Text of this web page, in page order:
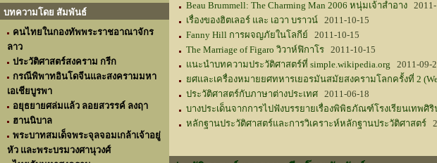
บทความโดย สัมพันธ์
คนไทยในกองทัพพระราชอาณาจักร
ลาว
ประวัติศาสตร์สงคราม กรีก
กรณีพิพาทอินโดจีนและสงครามมหา
เอเชียบูรพา
อยุธยายศล่มแล้ว ลอยสวรรค์ ลงฤา
ฮานนิบาล
พระบาทสมเด็จพระจุลจอมเกล้าเจ้าอยู่
หัว และพระบรมวงศานุวงศ์
Beau Brummell: The Charming Man 2006 หนุ่มเจ้าสำอาง
เรื่องของฮิตเลอร์ และ เอวา บราวน์ 2011-10-15
Fanny Hill การผจญภัยในโลกีย์ 2011-10-15
The Marriage of Figaro วิวาห์ฟิกาโร 2011-10-15
แนะนำบทความประวัติศาสตร์ที่ simple.wikipedia.org 2011-09-
ยศและเครื่องหมายยศทหารเยอรมันสมัยสงครามโลกครั้งที่ 2
ประวัติศาสตร์กับภาษาต่างประเทศ 2011-06-18
บางประเด็นจากการไปฟังบรรยายเรื่องพิพิธภัณฑ์โรงเรียนเทพศิ
หลักฐานประวัติศาสตร์และการวิเคราะห์หลักฐานประวัติศาสตร์